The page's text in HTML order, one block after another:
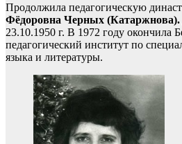
Продолжила педагогическую
Фёдоровна Черных (Катаржнова).
23.10.1950 г. В 1972 году окончила
педагогический институт по
языка и литературы.